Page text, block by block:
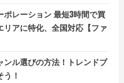
レーション 最短3時間で買
アに特化、全国対応【ファ
ンル選びの方法！トレンドブ
！